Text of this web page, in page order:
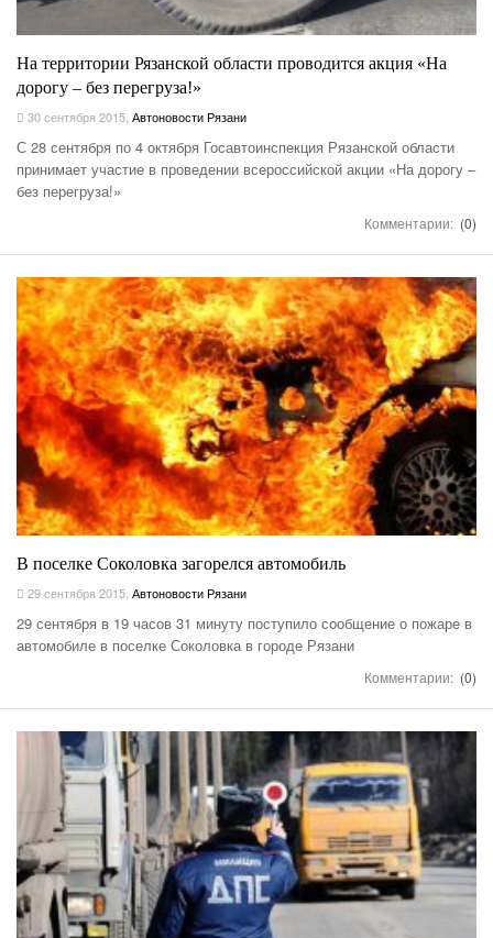
На территории Рязанской области проводится акция «На
дорогу – без перегруза!»
30 сентября 2015 Автоновости Рязани
С 28 сентября по 4 октября Госавтоинспекция Рязанской области
принимает участие в проведении всероссийской акции «На дорогу –
без перегруза!»
Комментарии: (0)
В поселке Соколовка загорелся автомобиль
29 сентября 2015, Автоновости Рязани
29 сентября в 19 часов 31 минуту поступило сообщение о пожаре в
автомобиле в поселке Соколовка в городе Рязани
Комментарии: (0)